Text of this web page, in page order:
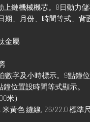
上鏈機械機芯。8日動力儲
期、月份、時間等式、背
金屬
數字及小時標示。9點鐘
位置設時間等式顯示。
米）
黃色 縫線, 26/22.0 標準